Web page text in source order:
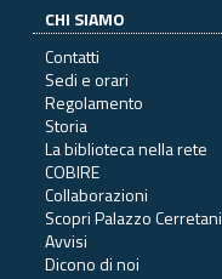
CHI SIAMO
Contatti
Sedi e orari
Regolamento
Storia
La biblioteca nella rete
COBIRE
Collaborazioni
Scopri Palazzo Cerretani
Avvisi
Dicono di noi